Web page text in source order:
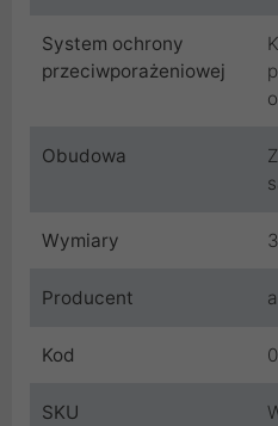
System ochrony
przeciwporażeniowej
Obudowa
Wymiary
Producent
Kod
SKU